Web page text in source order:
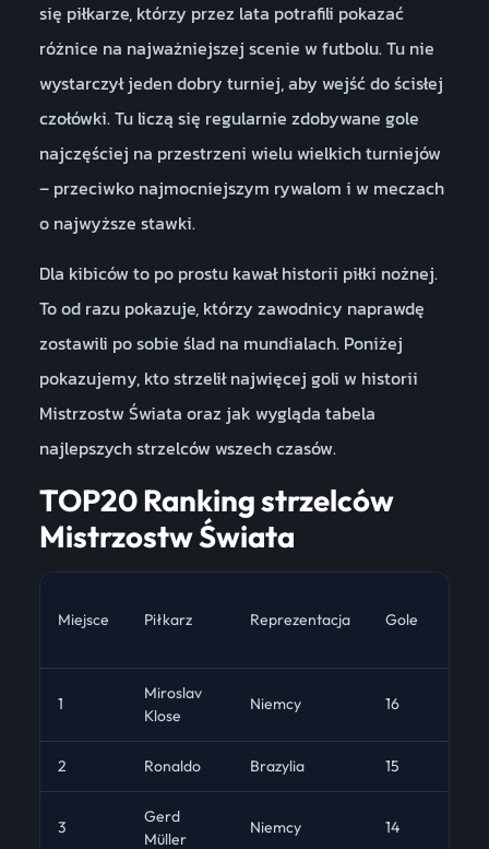
się piłkarze, którzy przez lata potrafili pokazać
różnice na najważniejszej scenie w futbolu. Tu nie
wystarczył jeden dobry turniej, aby wejść do ścisłej
czołówki. Tu liczą się regularnie zdobywane gole
najczęściej na przestrzeni wielu wielkich turniejów
– przeciwko najmocniejszym rywalom i w meczach
o najwyższe stawki.
Dla kibiców to po prostu kawał historii piłki nożnej.
To od razu pokazuje, którzy zawodnicy naprawdę
zostawili po sobie ślad na mundialach. Poniżej
pokazujemy, kto strzelił najwięcej goli w historii
Mistrzostw Świata oraz jak wygląda tabela
najlepszych strzelców wszech czasów.
TOP20 Ranking strzelców
Mistrzostw Świata
Miejsce Piłkarz Reprezentacja Gole
1
Miroslav
Klose
Niemcy 16
2 Ronaldo Brazylia 15
3
Gerd
Müller
Niemcy 14